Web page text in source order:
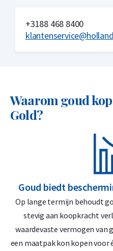
+3188 468 8400
Waarom goud
Gold?
Goud biedt
Op lange termijn behoudt
stevig aan koopkracht
waardevaste vermogen van
een maatpak kon kopen voor